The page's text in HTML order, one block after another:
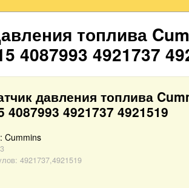
топлива
4087993 4921737
давления топлива
4087993 4921737 4921519
Cummins
4921737,4921519